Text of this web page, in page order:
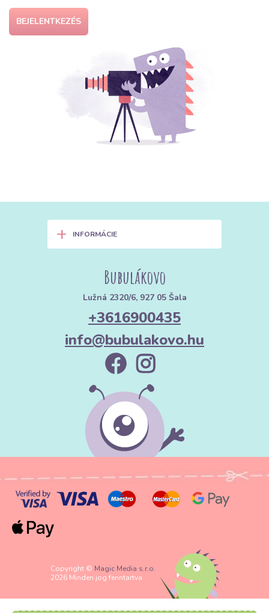
BEJELENTKEZÉS
+ INFORMÁCIE
Bubulákovo
Lužná 2320/6, 927 05 Šala
+3616900435
info@bubulakovo.hu
Copyright © Magic Media s.r.o.
2026 Minden jog fenntartva